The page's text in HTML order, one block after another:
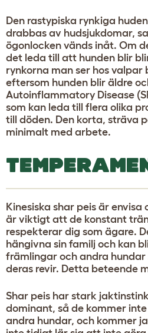
Den rastypiska rynkiga
drabbas av hudsjukdomar,
ögonlocken vänds inåt. Om
det leda till att hunden blir
rynkorna man ser hos valpar
eftersom hunden blir äldre
Autoinflammatory Disease
som kan leda till flera olika
till döden. Den korta, sträva
minimalt med arbete.
Kinesiska shar peis är
är viktigt att de konstant
respekterar dig som ägare.
hängivna sin familj och kan
främlingar och andra
deras revir. Detta beteende
Shar peis har stark
dominant, så de kommer
andra hundar, och kommer